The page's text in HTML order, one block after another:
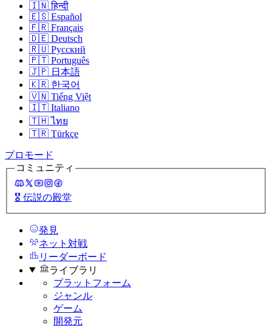
🇮🇳 हिन्दी
🇪🇸 Español
🇫🇷 Français
🇩🇪 Deutsch
🇷🇺 Русский
🇵🇹 Português
🇯🇵 日本語
🇰🇷 한국어
🇻🇳 Tiếng Việt
🇮🇹 Italiano
🇹🇭 ไทย
🇹🇷 Türkçe
プロモード
コミュニティ
🎖️ 伝説の殿堂
発見
ネット対戦
リーダーボード
ライブラリ
プラットフォーム
ジャンル
ゲーム
開発元